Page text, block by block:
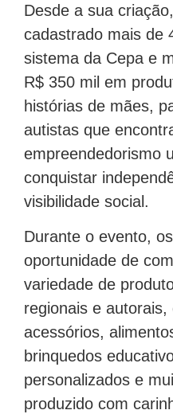
Desde a sua
cadastrado mais de
sistema da Cepa e
R$ 350 mil em
histórias de mães,
autistas que
empreendedorismo
conquistar
visibilidade social.
Durante o evento,
oportunidade de
variedade de
regionais e
acessórios,
brinquedos
personalizados e
produzido com